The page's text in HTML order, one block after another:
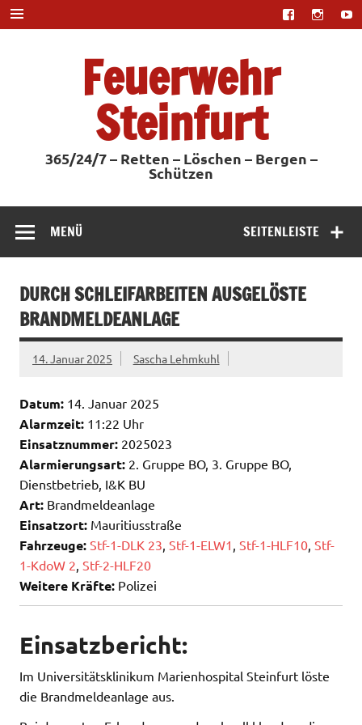
Zum
Inhalt
springen
Feuerwehr
Steinfurt
365/24/7 – Retten – Löschen – Bergen –
Schützen
SEITENLEISTE
MENÜ
DURCH SCHLEIFARBEITEN AUSGELÖSTE
BRANDMELDEANLAGE
14. Januar 2025 Sascha Lehmkuhl
Datum: 14. Januar 2025
Alarmzeit: 11:22 Uhr
Einsatznummer: 2025023
Alarmierungsart: 2. Gruppe BO, 3. Gruppe BO,
Dienstbetrieb, I&K BU
Art: Brandmeldeanlage
Einsatzort: Mauritiusstraße
Fahrzeuge: Stf-1-DLK 23 Stf-1-ELW1 Stf-1-HLF10 Stf-
1-KdoW 2 Stf-2-HLF20
Weitere Kräfte: Polizei
Einsatzbericht:
Im Universitätsklinikum Marienhospital Steinfurt löste
die Brandmeldeanlage aus.